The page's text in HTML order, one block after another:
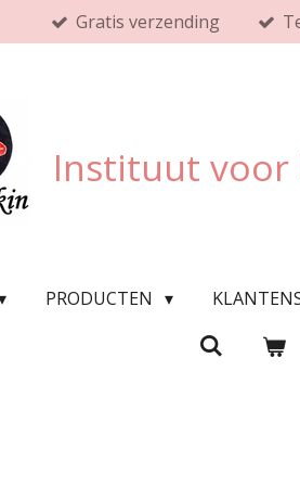
Gratis verzending
Instituut
PRODUCTEN